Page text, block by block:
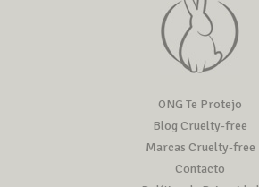
ONG Te Protejo
Blog Cruelty-free
Marcas Cruelty-free
Contacto